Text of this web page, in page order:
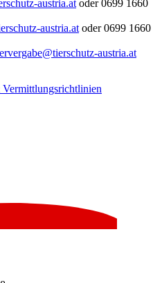
austria.at oder 0699 1660
austria.at oder 0699 1660
austria.at